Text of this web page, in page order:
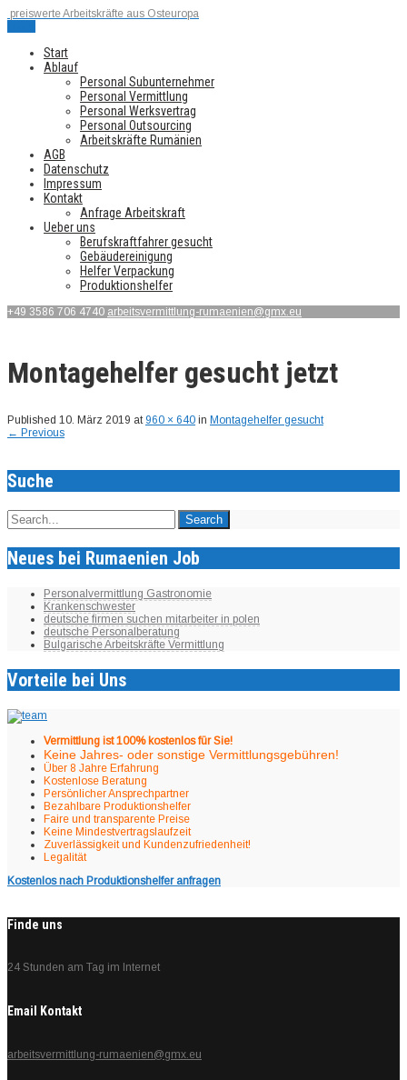
preiswerte Arbeitskräfte aus Osteuropa
Start
Ablauf
Personal Subunternehmer
Personal Vermittlung
Personal Werksvertrag
Personal Outsourcing
Arbeitskräfte Rumänien
AGB
Datenschutz
Impressum
Kontakt
Anfrage Arbeitskraft
Ueber uns
Berufskraftfahrer gesucht
Gebäudereinigung
Helfer Verpackung
Produktionshelfer
+49 3586 706 4740 arbeitsvermittlung-rumaenien@gmx.eu
Montagehelfer gesucht jetzt
Published 10. März 2019 at 960 × 640 in Montagehelfer gesucht
← Previous
Suche
Neues bei Rumaenien Job
Personalvermittlung Gastronomie
Krankenschwester
deutsche firmen suchen mitarbeiter in polen
deutsche Personalberatung
Bulgarische Arbeitskräfte Vermittlung
Vorteile bei Uns
Vermittlung ist 100% kostenlos für Sie!
Keine Jahres- oder sonstige Vermittlungsgebühren!
Über 8 Jahre Erfahrung
Kostenlose Beratung
Persönlicher Ansprechpartner
Bezahlbare Produktionshelfer
Faire und transparente Preise
Keine Mindestvertragslaufzeit
Zuverlässigkeit und Kundenzufriedenheit!
Legalität
Kostenlos nach Produktionshelfer anfragen
Finde uns
24 Stunden am Tag im Internet
Email Kontakt
arbeitsvermittlung-rumaenien@gmx.eu